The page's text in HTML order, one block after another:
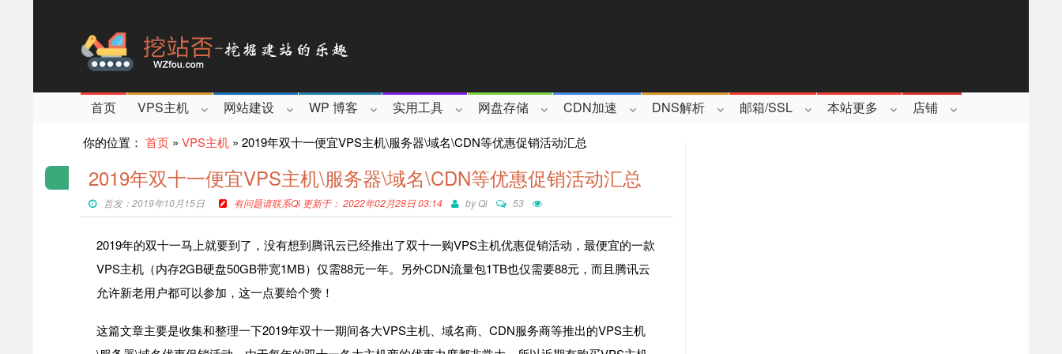
首页 VPS主机 网站建设 WP 博客 实用工具 网盘存储 CDN加速 DNS解析 邮箱/SSL 本站更多 店铺
你的位置： 首页 » VPS主机 » 2019年双十一便宜VPS主机\服务器\域名\CDN等优惠促销活动汇总
2019年双十一便宜VPS主机\服务器\域名\CDN等优惠促销活动汇总
首发：2019年10月15日 有问题请联系Qi 更新于： 2022年02月28日 03:14 byQi 53
2019年的双十一马上就要到了，没有想到腾讯云已经推出了双十一购VPS主机优惠促销活动，最便宜的一款
VPS主机（内存2GB硬盘50GB带宽1MB）仅需88元一年。另外CDN流量包1TB也仅需要88元，而且腾讯云
允许新老用户都可以参加，这一点要给个赞！
这篇文章主要是收集和整理一下2019年双十一期间各大VPS主机、域名商、CDN服务商等推出的VPS主机